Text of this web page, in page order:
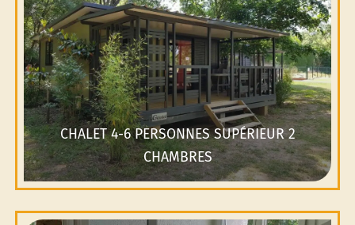
CHALET 4-6 PERSONNES SUPÉRIEUR 2
CHAMBRES